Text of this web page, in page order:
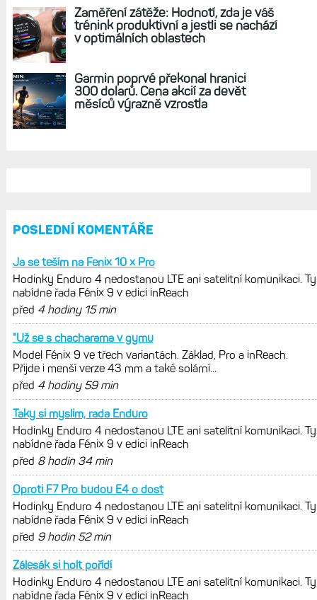
REKLAMA
Live Activity konečně i pro outdoorové
cyklistiky, běhu i chůze
Zkušenosti po roce: Fénixy 8 Pro jsou
jedním slovem parádní, těžko něco
vytknout. Ale ta nositelnost
Zaměření zátěže: Hodnotí, zda je váš
trénink produktivní a jestli se nachází
v optimálních oblastech
Garmin poprvé překonal hranici
300 dolarů. Cena akcií za devět
měsíců výrazně vzrostla